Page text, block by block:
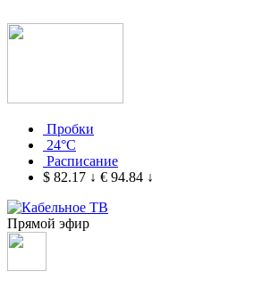
Пробки
24°C
Расписание
$ 82.17 ↓ € 94.84 ↓
Прямой эфир